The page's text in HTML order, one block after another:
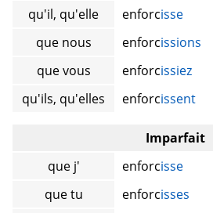
qu'il, qu'elle
enforcisse
que nous
enforcissions
que vous
enforcissiez
qu'ils, qu'elles
enforcissent
Imparfait
que j'
enforcisse
que tu
enforcisses